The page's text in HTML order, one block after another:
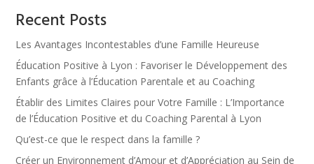
Recent Posts
Les Avantages Incontestables d’une Famille Heureuse
Éducation Positive à Lyon : Favoriser le Développement des
Enfants grâce à l’Éducation Parentale et au Coaching
Établir des Limites Claires pour Votre Famille : L’Importance
de l’Éducation Positive et du Coaching Parental à Lyon
Qu’est-ce que le respect dans la famille ?
Créer un Environnement d’Amour et d’Appréciation au Sein de